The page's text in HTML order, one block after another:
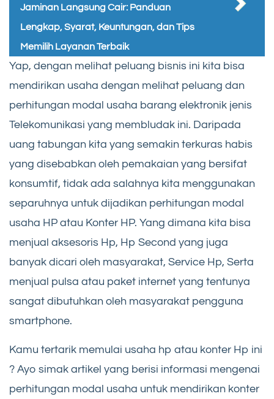
Jaminan Langsung Cair: Panduan
Lengkap, Syarat, Keuntungan, dan Tips
Memilih Layanan Terbaik
Yap, dengan melihat peluang bisnis ini kita bisa
mendirikan usaha dengan melihat peluang dan
perhitungan modal usaha barang elektronik jenis
Telekomunikasi yang membludak ini. Daripada
uang tabungan kita yang semakin terkuras habis
yang disebabkan oleh pemakaian yang bersifat
konsumtif, tidak ada salahnya kita menggunakan
separuhnya untuk dijadikan perhitungan modal
usaha HP atau Konter HP. Yang dimana kita bisa
menjual aksesoris Hp, Hp Second yang juga
banyak dicari oleh masyarakat, Service Hp, Serta
menjual pulsa atau paket internet yang tentunya
sangat dibutuhkan oleh masyarakat pengguna
smartphone.
Kamu tertarik memulai usaha hp atau konter Hp ini
? Ayo simak artikel yang berisi informasi mengenai
perhitungan modal usaha untuk mendirikan konter